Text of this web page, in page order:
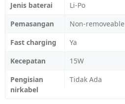
Jenis baterai
Li-Po
Pemasangan
Non-removeable
Fast charging
Ya
Kecepatan
15W
Pengisian
nirkabel
Tidak Ada